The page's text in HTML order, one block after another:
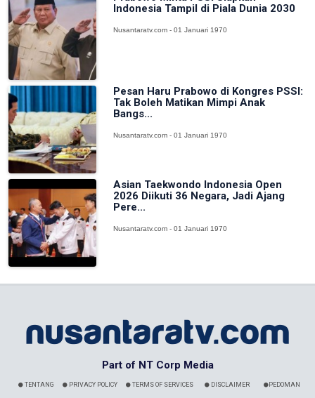
Indonesia Tampil di Piala Dunia 2030
Nusantaratv.com - 01 Januari 1970
Pesan Haru Prabowo di Kongres PSSI:
Tak Boleh Matikan Mimpi Anak
Bangs...
Nusantaratv.com - 01 Januari 1970
Asian Taekwondo Indonesia Open
2026 Diikuti 36 Negara, Jadi Ajang
Pere...
Nusantaratv.com - 01 Januari 1970
Part of NT Corp Media
TENTANG PRIVACY POLICY TERMS OF SERVICES DISCLAIMER PEDOMAN